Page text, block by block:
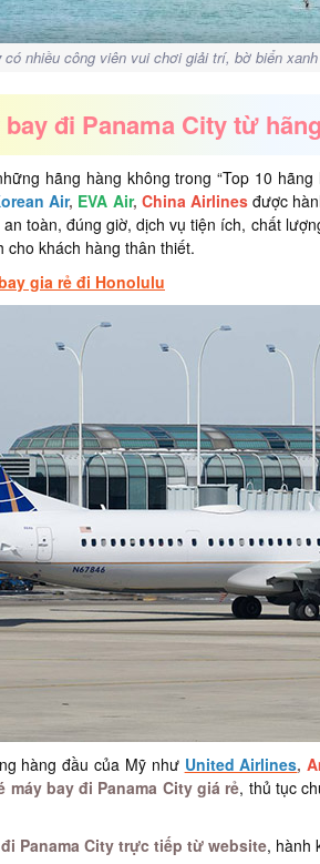
có nhiều công viên vui chơi giải trí, bờ biển
đi Panama City từ
hãng hàng không trong “Top 10
Air, EVA Air, China Airlinesđược
toàn, đúng giờ, dịch vụ tiện ích, chất
cho khách hàng thân thiết.
gia rẻ đi Honolulu
hàng đầu của Mỹ như United Airlines,
máy bay đi Panama City giá rẻ, thủ tục
Panama City trực tiếp từ website, hành